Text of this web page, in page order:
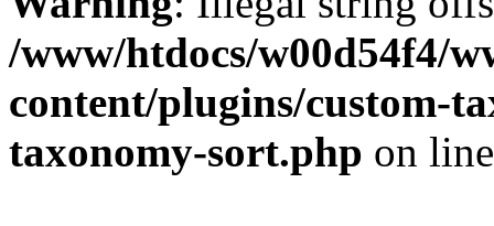
/www/htdocs/w00d54f4/
content/plugins/custom-
taxonomy-sort.php on